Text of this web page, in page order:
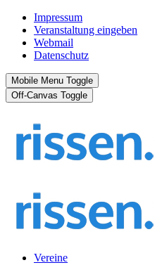
Impressum
Veranstaltung eingeben
Webmail
Datenschutz
Mobile Menu Toggle
Off-Canvas Toggle
Vereine